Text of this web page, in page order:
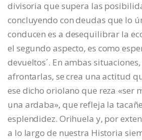
divisoria que supera las
concluyendo con deudas que lo
conducen es a desequilibrar la
el segundo aspecto, es como
devueltos´. En ambas
afrontarlas, se crea una actitud
ese dicho oriolano que reza «ser
una ardaba», que refleja la
esplendidez. Orihuela y, por
a lo largo de nuestra Historia